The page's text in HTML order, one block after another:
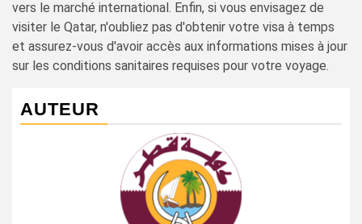
vers le marché international. Enfin, si vous envisagez de
visiter le Qatar, n'oubliez pas d'obtenir votre visa à temps
et assurez-vous d'avoir accès aux informations mises à jour
sur les conditions sanitaires requises pour votre voyage.
AUTEUR